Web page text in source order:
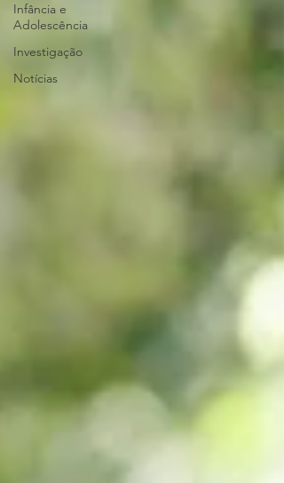
Infância e
Adolescência
Investigação
Notícias